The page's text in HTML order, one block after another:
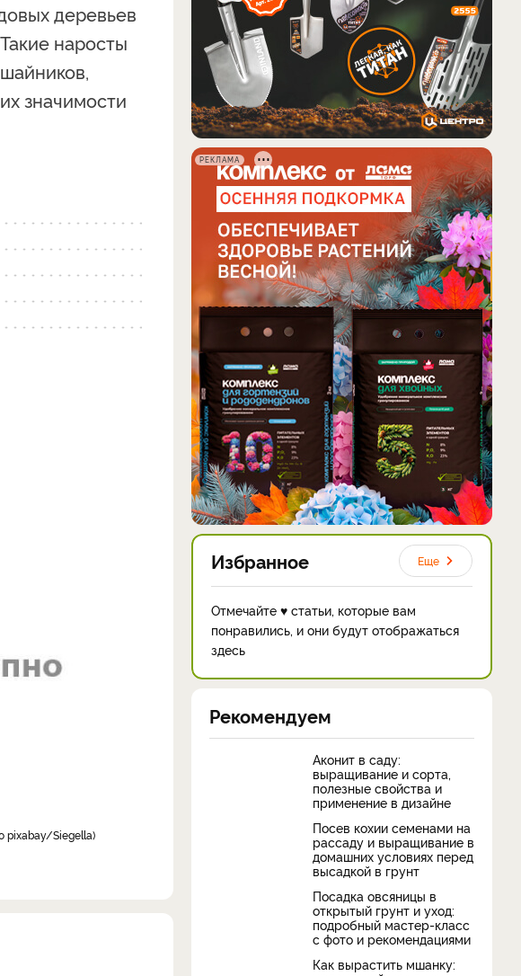
деревьев
наросты
значимости
pixabay/Siegella
РЕКЛАМА
Избранное Еще
Отмечайте ♥ статьи, которые вам
понравились, и они будут отображаться
здесь
Рекомендуем
Аконит в саду:
выращивание и сорта,
полезные свойства и
применение в дизайне
Посев кохии семенами на
рассаду и выращивание в
домашних условиях перед
высадкой в грунт
Посадка овсяницы в
открытый грунт и уход:
подробный мастер-класс
с фото и рекомендациями
Как вырастить мшанку: